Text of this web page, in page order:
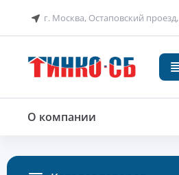
г. Москва, Остаповский проезд,
О компании